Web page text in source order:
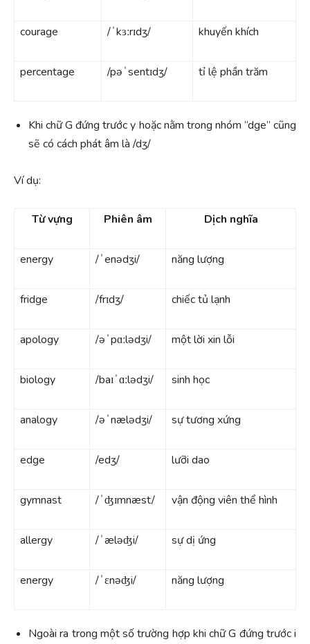
courage /ˈkɜːrɪdʒ/ khuyến khích
percentage /pəˈsentɪdʒ/ tỉ lệ phần trăm
Khi chữ G đứng trước y hoặc nằm trong nhóm “dge” cũng
sẽ có cách phát âm là /dʒ/
Ví dụ:
Từ vựng Phiên âm Dịch nghĩa
energy /ˈenədʒi/ năng lượng
fridge /frɪdʒ/ chiếc tủ lạnh
apology /əˈpɑːlədʒi/ một lời xin lỗi
biology /baɪˈɑːlədʒi/ sinh học
analogy /əˈnælədʒi/ sự tương xứng
edge /edʒ/ lưỡi dao
gymnast /ˈʤɪmnæst/ vận động viên thể hình
allergy /ˈæləʤi/ sự dị ứng
energy /ˈɛnəʤi/ năng lượng
Ngoài ra trong một số trường hợp khi chữ G đứng trước i